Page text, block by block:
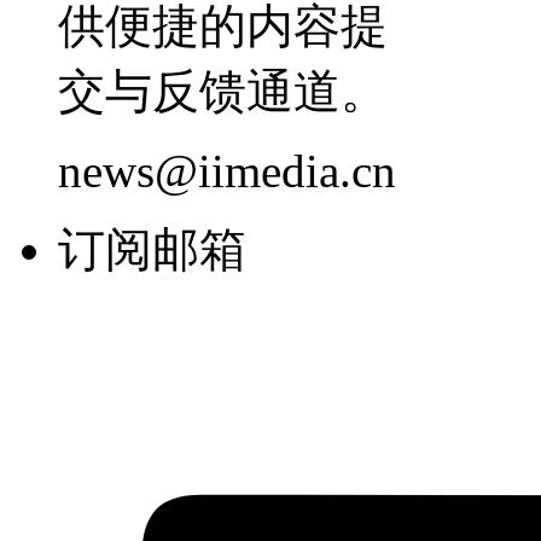
供便捷的内容提
交与反馈通道。
news@iimedia.cn
订阅邮箱